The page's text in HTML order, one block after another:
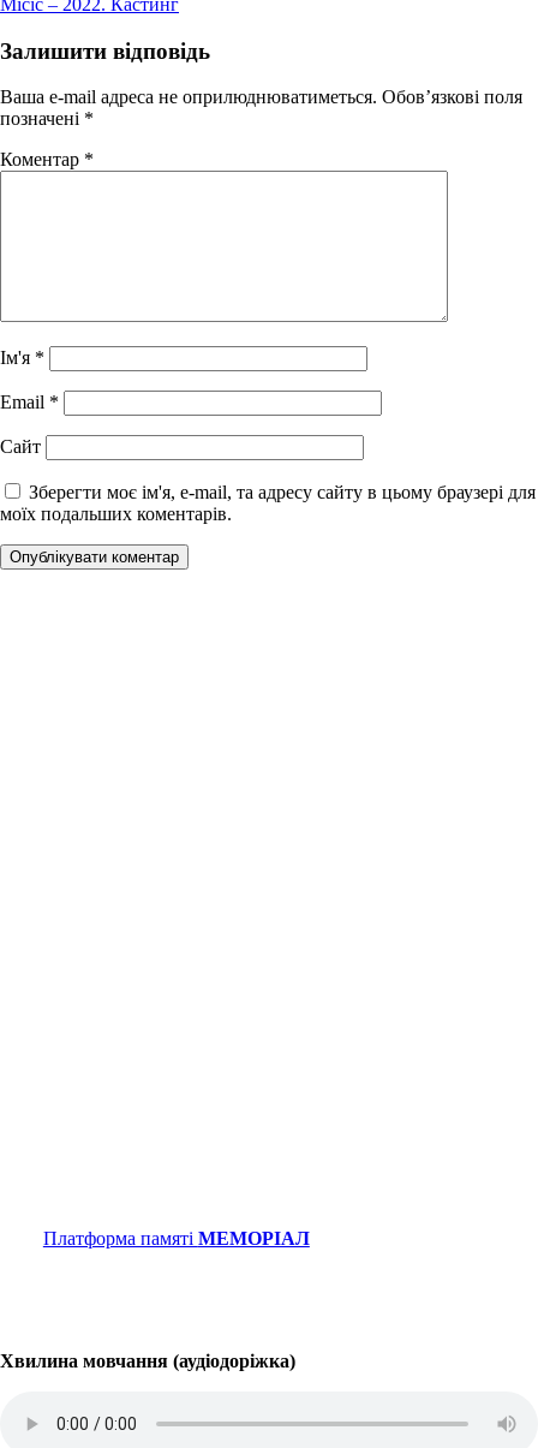
записів
Залишити відповідь
Ваша e-mail адреса не оприлюднюватиметься. Обов’язкові поля
позначені *
Коментар *
Ім'я *
Email *
Сайт
Зберегти моє ім'я, e-mail, та адресу сайту в цьому браузері для
моїх подальших коментарів.
Платформа памяті МЕМОРІАЛ
Хвилина мовчання (аудіодоріжка)